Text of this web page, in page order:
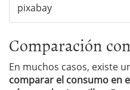
pixabay
Comparación
En muchos casos, existe
comparar el consumo en